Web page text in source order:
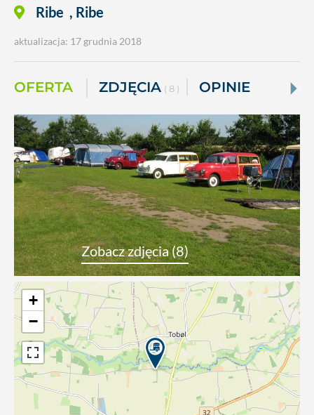
Ribe , Ribe
aktualizacja: 17 grudnia 2018
OFERTA ZDJĘCIA ( 8 ) OPINIE
Zobacz zdjęcia (8)
+
−